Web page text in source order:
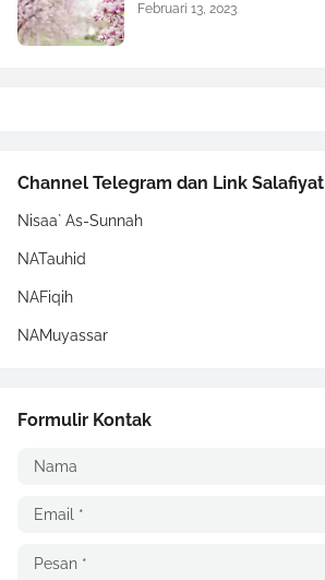
Februari 13, 2023
Channel Telegram dan Link Salafiyat
Nisaa` As-Sunnah
NATauhid
NAFiqih
NAMuyassar
Formulir Kontak